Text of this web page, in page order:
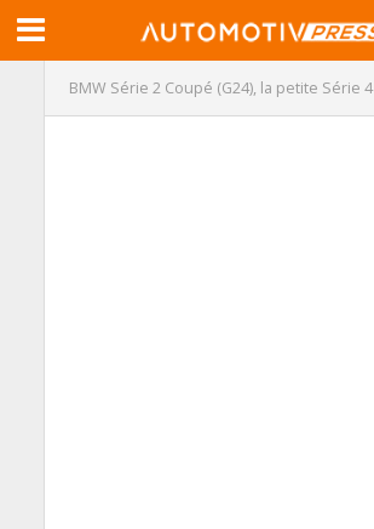
BMW Série 2 Coupé (G24), la petite Série 4